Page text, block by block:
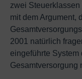
zwei
mit dem Argument,
2001 natürlich
eingeführte System
Gesamtversorgung